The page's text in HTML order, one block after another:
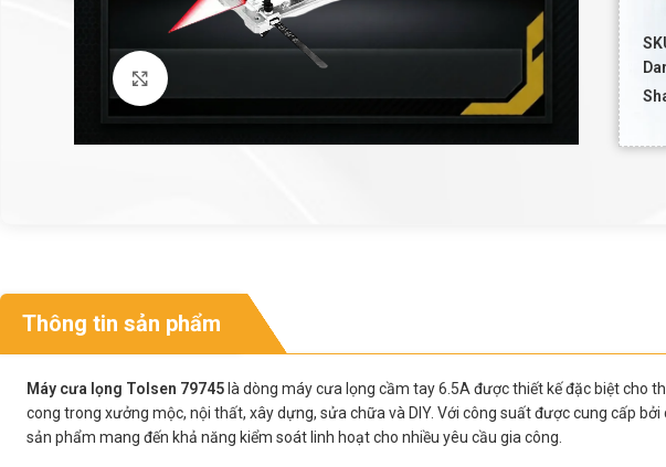
Thông tin sản phẩm
Máy cưa lọng Tolsen 79745 là dòng máy cưa lọng cầm tay 6.5A được thiết kế đặc biệt cho
cong trong xưởng mộc, nội thất, xây dựng, sửa chữa và DIY. Với công suất được cung cấp
sản phẩm mang đến khả năng kiểm soát linh hoạt cho nhiều yêu cầu gia công.